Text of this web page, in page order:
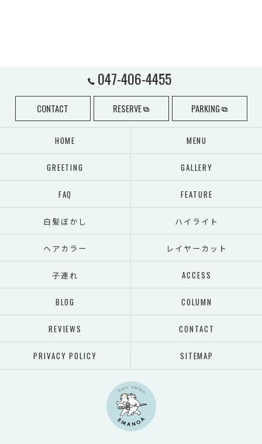
047-406-4455
CONTACT RESERVE PARKING
HOME MENU
GREETING GALLERY
FAQ FEATURE
白髪ぼかし ハイライト
ヘアカラー レイヤーカット
子連れ ACCESS
BLOG COLUMN
REVIEWS CONTACT
PRIVACY POLICY SITEMAP